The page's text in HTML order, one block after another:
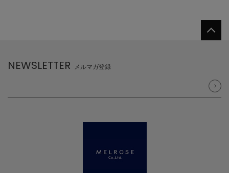
NEWSLETTER メルマガ登録